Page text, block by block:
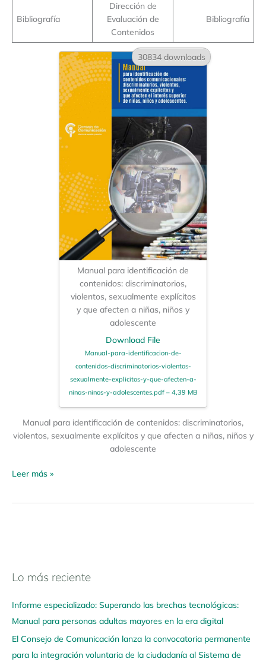
Bibliografía
Dirección de
Evaluación de
Contenidos
Bibliografía
30834 downloads
Manual para identificación de
contenidos: discriminatorios,
violentos, sexualmente explícitos
y que afecten a niñas, niños y
adolescente
Download File
Manual-para-identificacion-de-
contenidos-discriminatorios-violentos-
sexualmente-explicitos-y-que-afecten-a-
ninas-ninos-y-adolescentes.pdf – 4,39 MB
Manual para identificación de contenidos: discriminatorios,
violentos, sexualmente explícitos y que afecten a niñas, niños y
adolescente
Leer más »
Lo más reciente
Informe especializado: Superando las brechas tecnológicas:
Manual para personas adultas mayores en la era digital
El Consejo de Comunicación lanza la convocatoria permanente
para la integración voluntaria de la ciudadanía al Sistema de
N
v
e
g
a